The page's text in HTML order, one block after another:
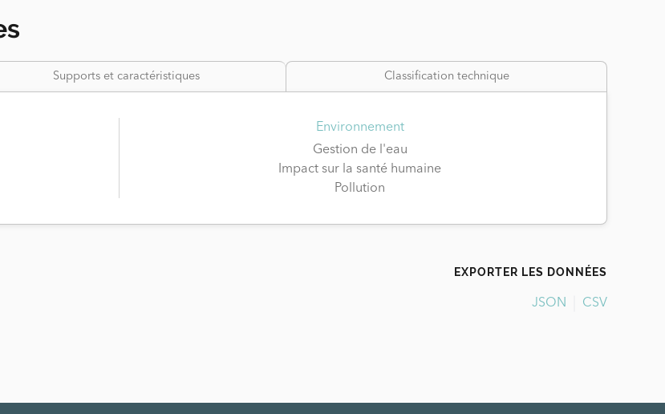
Supports et caractéristiques Classification technique
Environnement
Gestion de l'eau
Impact sur la santé humaine
Pollution
EXPORTER LES DONNÉES
JSON CSV